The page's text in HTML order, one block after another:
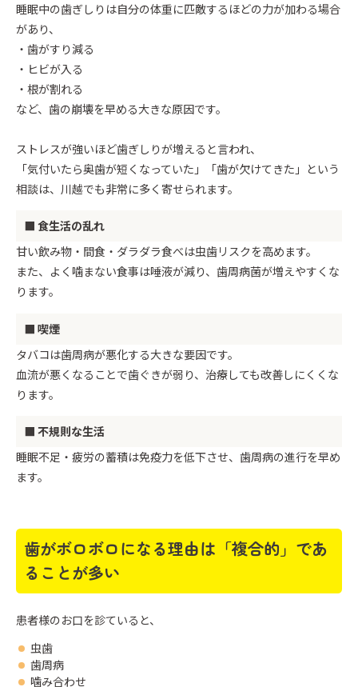
睡眠中の歯ぎしりは自分の体重に匹敵するほどの力が加わる場合
があり、
・歯がすり減る
・ヒビが入る
・根が割れる
など、歯の崩壊を早める大きな原因です。
ストレスが強いほど歯ぎしりが増えると言われ、
「気付いたら奥歯が短くなっていた」「歯が欠けてきた」という
相談は、川越でも非常に多く寄せられます。
■ 食生活の乱れ
甘い飲み物・間食・ダラダラ食べは虫歯リスクを高めます。
また、よく噛まない食事は唾液が減り、歯周病菌が増えやすくな
ります。
■ 喫煙
タバコは歯周病が悪化する大きな要因です。
血流が悪くなることで歯ぐきが弱り、治療しても改善しにくくな
ります。
■ 不規則な生活
睡眠不足・疲労の蓄積は免疫力を低下させ、歯周病の進行を早め
ます。
歯がボロボロになる理由は「複合的」であ
ることが多い
患者様のお口を診ていると、
虫歯
歯周病
噛み合わせ